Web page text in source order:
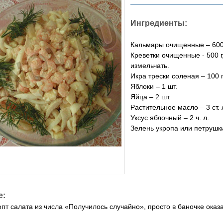
Ингредиенты:
Кальмары очищенные –
Креветки очищенные - 500
измельчать.
Икра трески соленая – 100 г
Яблоки – 1 шт.
Яйца – 2 шт.
Растительное масло – 3 ст.
Уксус яблочный – 2 ч. л.
Зелень укропа или
салата из числа «Получилось случайно», просто в баночке